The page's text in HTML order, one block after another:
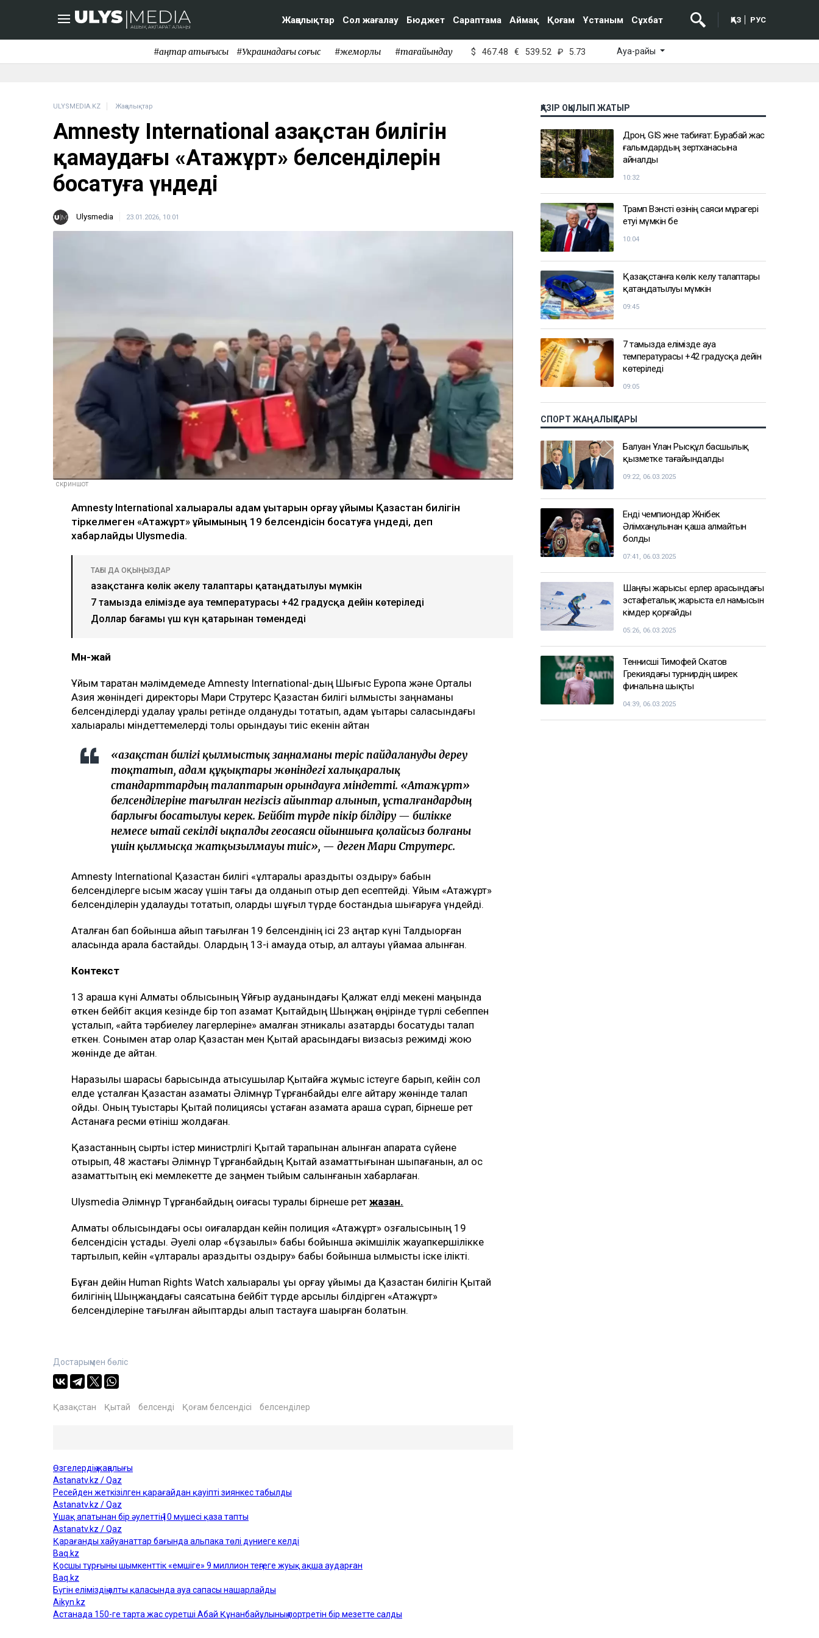
Жаңалықтар Сол жағалау Бюджет Сараптама Аймақ Қоғам Ұстаным Сұхбат ҚАЗ РУС
#қаңтар қақтығысы #Украинадағы соғыс #жемқорлық #тағайындау $ 467.48 € 539.52 ₽ 5.73 Ауа-райы
ULYSMEDIA.KZ Жаңалықтар
Amnesty International Қазақстан билігін
қамаудағы «Атажұрт» белсенділерін
босатуға үндеді
Ulysmedia 23.01.2026, 10:01
скриншот
Amnesty International халықаралық адам құқықтарын қорғау ұйымы Қазақстан билігін
тіркелмеген «Атажұрт» ұйымының 19 белсендісін босатуға үндеді, деп
хабарлайды Ulysmedia.
ТАҒЫ ДА ОҚЫҢЫЗДАР
Қазақстанға көлік әкелу талаптары қатаңдатылуы мүмкін
7 тамызда елімізде ауа температурасы +42 градусқа дейін көтеріледі
Доллар бағамы үш күн қатарынан төмендеді
Мән-жай
Ұйым таратқан мәлімдемеде Amnesty International-дың Шығыс Еуропа және Орталық
Азия жөніндегі директоры Мари Струтерс Қазақстан билігі қылмыстық заңнаманы
белсенділерді қудалау құралы ретінде қолдануды тоқтатып, адам құқықтары саласындағы
халықаралық міндеттемелерді толық орындауы тиіс екенін айтқан
«Қазақстан билігі қылмыстық заңнаманы теріс пайдалануды дереу
тоқтатып, адам құқықтары жөніндегі халықаралық
стандарттардың талаптарын орындауға міндетті. «Атажұрт»
белсенділеріне тағылған негізсіз айыптар алынып, ұсталғандардың
барлығы босатылуы керек. Бейбіт түрде пікір білдіру — билікке
немесе Қытай секілді ықпалды геосаяси ойыншыға қолайсыз болғаны
үшін қылмысқа жатқызылмауы тиіс», — деген Мари Струтерс.
Amnesty International Қазақстан билігі «ұлтаралық араздықты қоздыру» бабын
белсенділерге қысым жасау үшін тағы да қолданып отыр деп есептейді. Ұйым «Атажұрт»
белсенділерін қудалауды тоқтатып, оларды шұғыл түрде бостандыққа шығаруға үндейді.
Аталған бап бойынша айып тағылған 19 белсендінің ісі 23 қаңтар күні Талдықорған
қаласында қарала бастайды. Олардың 13-і қамауда отыр, ал алтауы үйқамаққа алынған.
Контекст
13 қараша күні Алматы облысының Ұйғыр ауданындағы Қалжат елді мекені маңында
өткен бейбіт акция кезінде бір топ азамат Қытайдың Шыңжаң өңірінде түрлі себеппен
ұсталып, «қайта тәрбиелеу лагерлеріне» қамалған этникалық қазақтарды босатуды талап
еткен. Сонымен қатар олар Қазақстан мен Қытай арасындағы визасыз режимді жою
жөнінде де айтқан.
Наразылық шарасы барысында қатысушылар Қытайға жұмыс істеуге барып, кейін сол
елде ұсталған Қазақстан азаматы Әлімнұр Тұрғанбайды елге қайтару жөнінде талап
қойды. Оның туыстары Қытай полициясы ұстаған азаматқа араша сұрап, бірнеше рет
Астанаға ресми өтініш жолдаған.
Қазақстанның сыртқы істер министрлігі Қытай тарапынан алынған ақпаратқа сүйене
отырып, 48 жастағы Әлімнұр Тұрғанбайдың Қытай азаматтығынан шықпағанын, ал қос
азаматтықтың екі мемлекетте де заңмен тыйым салынғанын хабарлаған.
Ulysmedia Әлімнұр Тұрғанбайдың оқиғасы туралы бірнеше рет жазған.
Алматы облысындағы осы оқиғалардан кейін полиция «Атажұрт» қозғалысының 19
белсендісін ұстады. Әуелі олар «бұзақылық» бабы бойынша әкімшілік жауапкершілікке
тартылып, кейін «ұлтаралық араздықты қоздыру» бабы бойынша қылмыстық іске ілікті.
Бұған дейін Human Rights Watch халықаралық құқық қорғау ұйымы да Қазақстан билігін Қытай
билігінің Шыңжаңдағы саясатына бейбіт түрде қарсылық білдірген «Атажұрт»
белсенділеріне тағылған айыптарды алып тастауға шақырған болатын.
Достарыңмен бөліс
Қазақстан Қытай белсенді Қоғам белсендісі белсенділер
ҚАЗІР ОҚЫЛЫП ЖАТЫР
Дрон, GIS және табиғат: Бурабай жас
ғалымдардың зертханасына
айналды
10:32
Трамп Вэнсті өзінің саяси мұрагері
етуі мүмкін бе
10:04
Қазақстанға көлік әкелу талаптары
қатаңдатылуы мүмкін
09:45
7 тамызда елімізде ауа
температурасы +42 градусқа дейін
көтеріледі
09:05
СПОРТ ЖАҢАЛЫҚТАРЫ
Балуан Ұлан Рысқұл басшылық
қызметке тағайындалды
09:22, 06.03.2025
Енді чемпиондар Жәнібек
Әлімханұлынан қаша алмайтын
болды
07:41, 06.03.2025
Шаңғы жарысы: ерлер арасындағы
эстафеталық жарыста ел намысын
кімдер қорғайды
05:26, 06.03.2025
Теннисші Тимофей Скатов
Грекиядағы турнирдің ширек
финалына шықты
04:39, 06.03.2025